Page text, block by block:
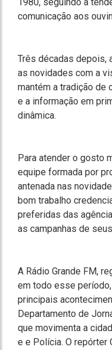
comunicação aos
Três décadas depois,
as novidades com a
mantém a tradição de
e a informação em
dinâmica.
Para atender o gosto
equipe formada por
antenada nas
bom trabalho
preferidas das
as campanhas de
A Rádio Grande FM,
em todo esse
principais
Departamento de
que movimenta a
e e Polícia. O repórter